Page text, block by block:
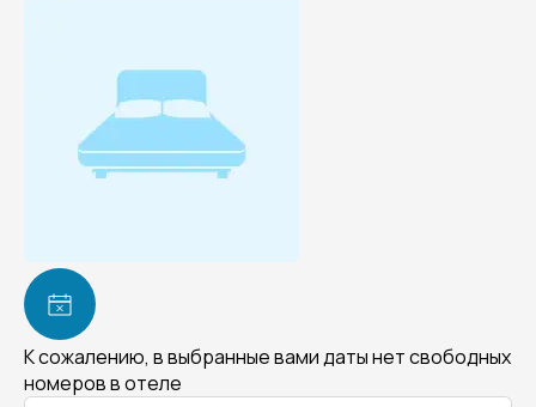
К сожалению, в выбранные вами даты нет свободных
номеров в отеле